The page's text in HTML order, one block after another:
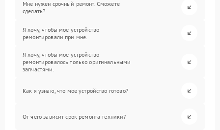
Мне нужен срочный ремонт. Сможете
сделать?
Я хочу, чтобы мое устройство
ремонтировали при мне.
Я хочу, чтобы мое устройство
ремонтировалось только оригинальными
запчастями.
Как я узнаю, что мое устройство готово?
От чего зависит срок ремонта техники?